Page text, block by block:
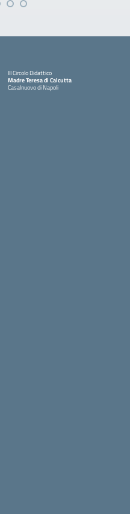
III Circolo Didattico
Madre Teresa di Calcutta
Casalnuovo di Napoli
— Visita la pagina iniziale della scuola